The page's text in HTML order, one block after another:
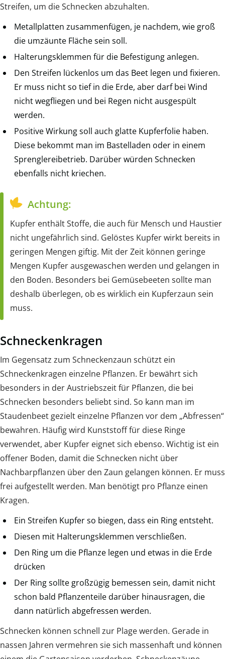
Streifen, um die Schnecken abzuhalten.
Metallplatten zusammenfügen, je nachdem, wie groß
die umzäunte Fläche sein soll.
Halterungsklemmen für die Befestigung anlegen.
Den Streifen lückenlos um das Beet legen und fixieren.
Er muss nicht so tief in die Erde, aber darf bei Wind
nicht wegfliegen und bei Regen nicht ausgespült
werden.
Positive Wirkung soll auch glatte Kupferfolie haben.
Diese bekommt man im Bastelladen oder in einem
Sprenglereibetrieb. Darüber würden Schnecken
ebenfalls nicht kriechen.
Achtung:
Kupfer enthält Stoffe, die auch für Mensch und Haustier
nicht ungefährlich sind. Gelöstes Kupfer wirkt bereits in
geringen Mengen giftig. Mit der Zeit können geringe
Mengen Kupfer ausgewaschen werden und gelangen in
den Boden. Besonders bei Gemüsebeeten sollte man
deshalb überlegen, ob es wirklich ein Kupferzaun sein
muss.
Schneckenkragen
Im Gegensatz zum Schneckenzaun schützt ein
Schneckenkragen einzelne Pflanzen. Er bewährt sich
besonders in der Austriebszeit für Pflanzen, die bei
Schnecken besonders beliebt sind. So kann man im
Staudenbeet gezielt einzelne Pflanzen vor dem „Abfressen“
bewahren. Häufig wird Kunststoff für diese Ringe
verwendet, aber Kupfer eignet sich ebenso. Wichtig ist ein
offener Boden, damit die Schnecken nicht über
Nachbarpflanzen über den Zaun gelangen können. Er muss
frei aufgestellt werden. Man benötigt pro Pflanze einen
Kragen.
Ein Streifen Kupfer so biegen, dass ein Ring entsteht.
Diesen mit Halterungsklemmen verschließen.
Den Ring um die Pflanze legen und etwas in die Erde
drücken
Der Ring sollte großzügig bemessen sein, damit nicht
schon bald Pflanzenteile darüber hinausragen, die
dann natürlich abgefressen werden.
Schnecken können schnell zur Plage werden. Gerade in
nassen Jahren vermehren sie sich massenhaft und können